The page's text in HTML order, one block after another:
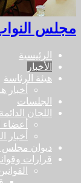
مجلس
الرئيسية
الأخبار
هيئة الرئاسة
أخبار
الجلسات
اللجان الدائمة
أعضاء
أخبار
ديوان مجلس
قرارات